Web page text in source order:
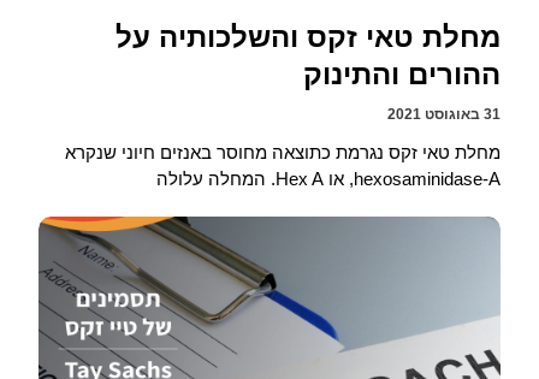
מחלת טאי זקס והשלכותיה על
ההורים והתינוק
31 באוגוסט 2021
מחלת טאי זקס נגרמת כתוצאה מחוסר באנזים חיוני שנקרא
hexosaminidase-A, או Hex A. המחלה עלולה